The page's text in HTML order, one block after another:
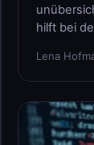
hilft bei
Lena